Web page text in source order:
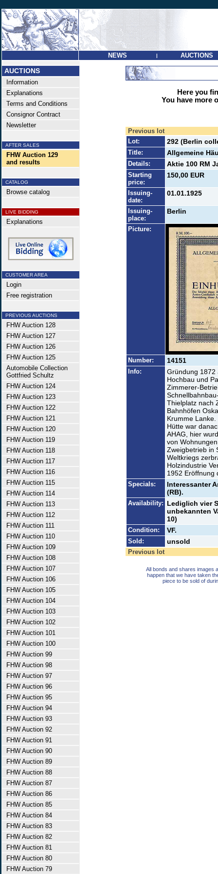
NEWS | AUCTIONS
AUCTIONS
Information
Explanations
Terms and Conditions
Consignor Contract
Newsletter
AFTER SALES
FHW Auction 129
and results
CATALOG
Browse catalog
LIVE BIDDING
Explanations
CUSTOMER AREA
Login
Free registration
PREVIOUS AUCTIONS
FHW Auction 128
FHW Auction 127
FHW Auction 126
FHW Auction 125
Automobile Collection
Gottfried Schultz
FHW Auction 124
FHW Auction 123
FHW Auction 122
FHW Auction 121
FHW Auction 120
FHW Auction 119
FHW Auction 118
FHW Auction 117
FHW Auction 116
FHW Auction 115
FHW Auction 114
FHW Auction 113
FHW Auction 112
FHW Auction 111
FHW Auction 110
FHW Auction 109
FHW Auction 108
FHW Auction 107
FHW Auction 106
FHW Auction 105
FHW Auction 104
FHW Auction 103
FHW Auction 102
FHW Auction 101
FHW Auction 100
FHW Auction 99
FHW Auction 98
FHW Auction 97
FHW Auction 96
FHW Auction 95
FHW Auction 94
FHW Auction 93
FHW Auction 92
FHW Auction 91
FHW Auction 90
FHW Auction 89
FHW Auction 88
FHW Auction 87
FHW Auction 86
FHW Auction 85
FHW Auction 84
FHW Auction 83
FHW Auction 82
FHW Auction 81
FHW Auction 80
FHW Auction 79
Here you
You have more
Previous lot
Lot:
292 (Berlin
Title: Allgemeine
Details: Aktie 100 RM
Starting
price:
150,00 EUR
Issuing-
date:
01.01.1925
Issuing-
place:
Berlin
Picture:
Number: 14151
Info:
Gründung 1872
Hochbau und
Zimmerer-
Thielplatz nach
Bahnhöfen
Krumme
Hütte war
AHAG, hier
von
Zweigbetrieb in
Weltkriegs
Holzindustrie
1952 Eröffnung
Specials:
Interessanter
(RB).
Availability: Lediglich vier
unbekannten
10)
Condition: VF.
Sold: unsold
Previous lot
All bonds and shares images
happen that we have taken
piece to be sold of